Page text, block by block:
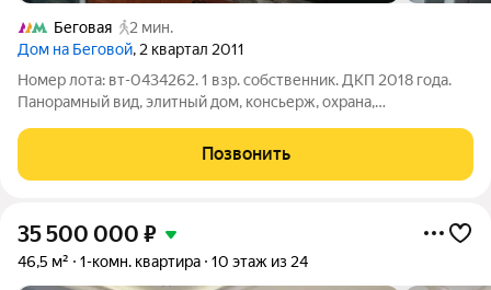
Беговая
2 мин.
Дом на Беговой, 2 квартал 2011
Номер лота: вт-0434262. 1 взр. собственник. ДКП 2018 года.
Панорамный вид, элитный дом, консьерж, охрана,
современный ремонт. В доме 5 скоростных лифтов, солидная
входная группа. Рядом школа, метро
Позвонить
35 500 000 ₽
46,5 м² 1-комн. квартира 10 этаж из 24